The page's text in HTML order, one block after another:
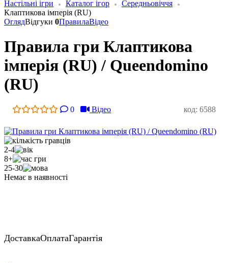
Настільні ігри Каталог ігор
Середньовіччя
Клаптикова імперія (RU)
ОглядВідгуки 0ПравилаВідео
Правила гри Клаптикова
імперія (RU) / Queendomino
(RU)
0 Відео код: 6588
2-4
8+
25-30
Немає в наявності
ДоставкаОплатаГарантія